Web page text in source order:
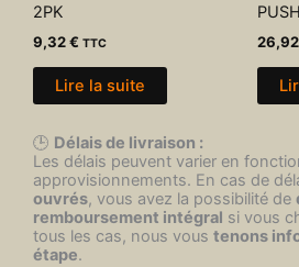
2PK
9,32€ TTC
Lire la suite
26,92
🕒 Délais de livraison :
Les délais peuvent varier en
approvisionnements. En cas de
ouvrés, vous avez la possibilité de
remboursement intégral si vous
tous les cas, nous vous tenons
étape.